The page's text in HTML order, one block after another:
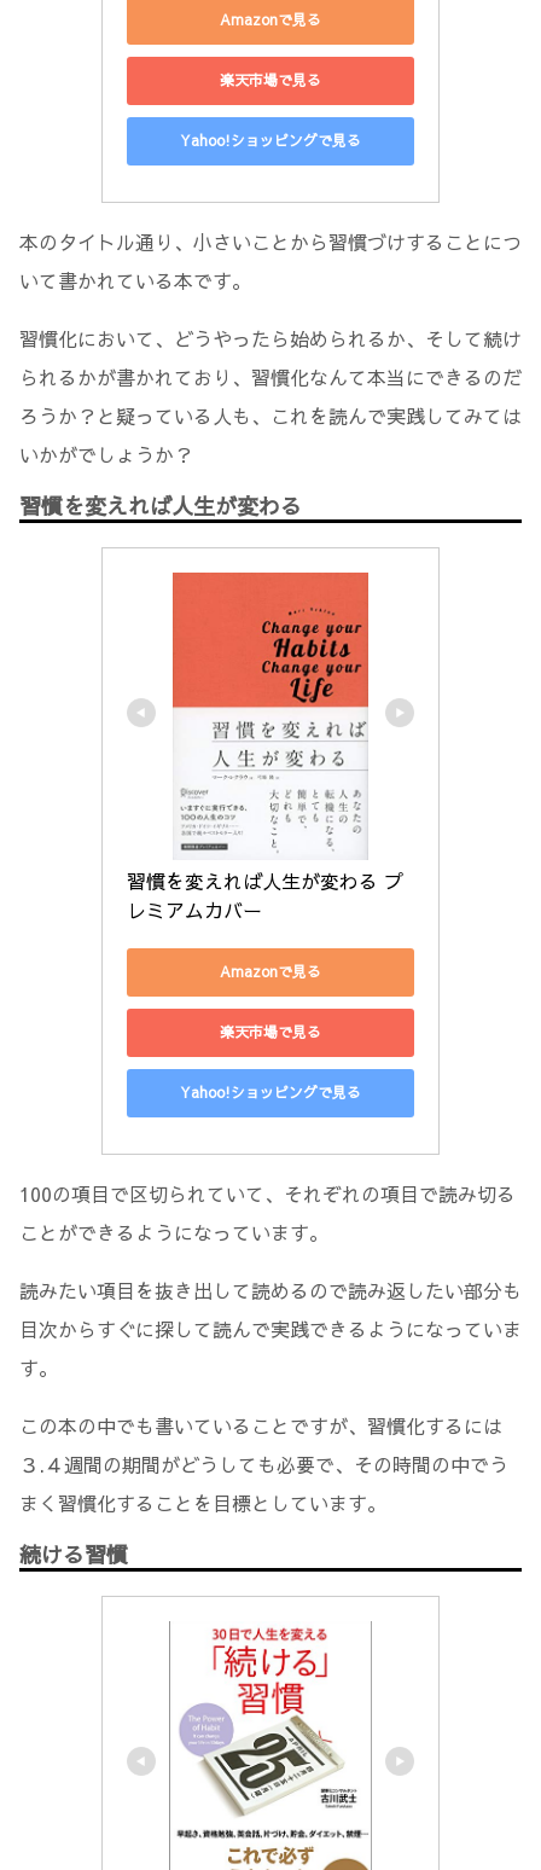
Amazonで見る
楽天市場で見る
Yahoo!ショッピングで見る
本のタイトル通り、小さいことから習慣づけすることにつ
いて書かれている本です。
習慣化において、どうやったら始められるか、そして続け
られるかが書かれており、習慣化なんて本当にできるのだ
ろうか？と疑っている人も、これを読んで実践してみては
いかがでしょうか？
習慣を変えれば人生が変わる
習慣を変えれば人生が変わる プ
レミアムカバー
Amazonで見る
楽天市場で見る
Yahoo!ショッピングで見る
100の項目で区切られていて、それぞれの項目で読み切る
ことができるようになっています。
読みたい項目を抜き出して読めるので読み返したい部分も
目次からすぐに探して読んで実践できるようになっていま
す。
この本の中でも書いていることですが、習慣化するには
３.４週間の期間がどうしても必要で、その時間の中でう
まく習慣化することを目標としています。
続ける習慣